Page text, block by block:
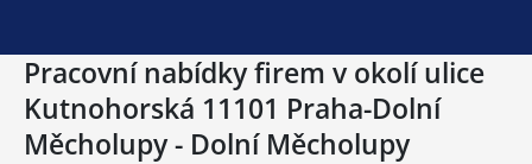
Pracovní nabídky firem v okolí ulice
Kutnohorská 11101 Praha-Dolní
Měcholupy - Dolní Měcholupy